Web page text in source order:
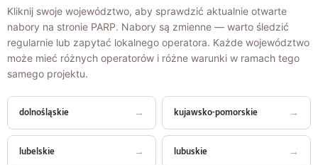
Kliknij swoje województwo, aby sprawdzić aktualnie otwarte
nabory na stronie PARP. Nabory są zmienne — warto śledzić
regularnie lub zapytać lokalnego operatora. Każde województwo
może mieć różnych operatorów i różne warunki w ramach tego
samego projektu.
dolnośląskie → kujawsko-pomorskie →
lubelskie → lubuskie →